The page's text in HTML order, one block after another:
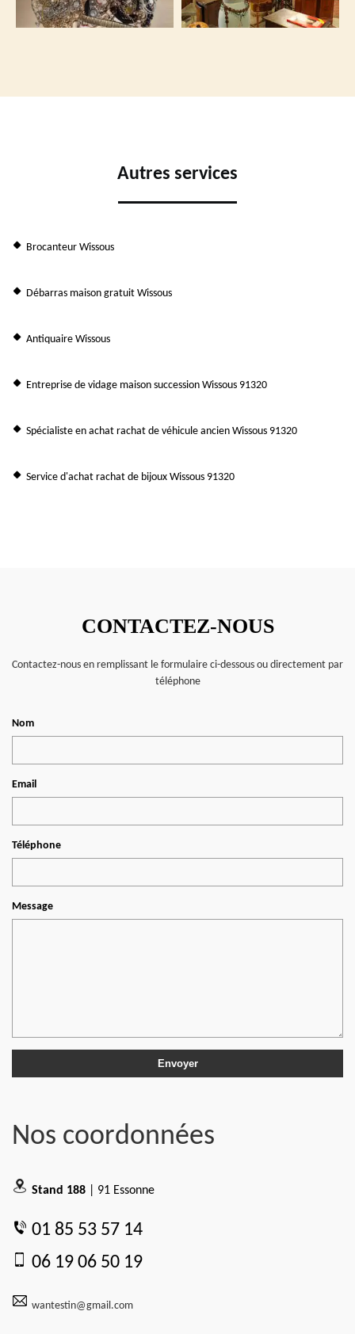
Autres services
Brocanteur Wissous
Débarras maison gratuit Wissous
Antiquaire Wissous
Entreprise de vidage maison succession Wissous 91320
Spécialiste en achat rachat de véhicule ancien Wissous 91320
Service d'achat rachat de bijoux Wissous 91320
CONTACTEZ-NOUS
Contactez-nous en remplissant le formulaire ci-dessous ou directement par
téléphone
Nom
Email
Téléphone
Message
Nos coordonnées
Stand 188 | 91 Essonne
01 85 53 57 14
06 19 06 50 19
wantestin@gmail.com